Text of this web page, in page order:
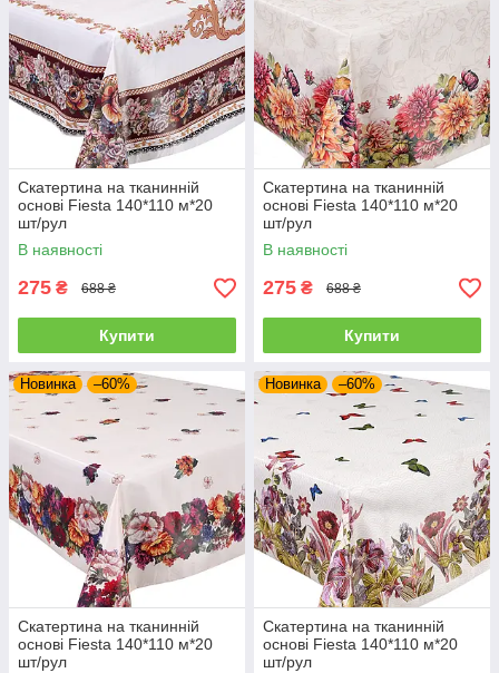
Скатертина на тканинній
основі Fiesta 140*110 м*20
шт/рул
В наявності
275 ₴ 688 ₴
Купити
Скатертина на тканинній
основі Fiesta 140*110 м*20
шт/рул
В наявності
275 ₴ 688 ₴
Купити
Новинка –60%
Скатертина на тканинній
основі Fiesta 140*110 м*20
шт/рул
Новинка –60%
Скатертина на тканинній
основі Fiesta 140*110 м*20
шт/рул